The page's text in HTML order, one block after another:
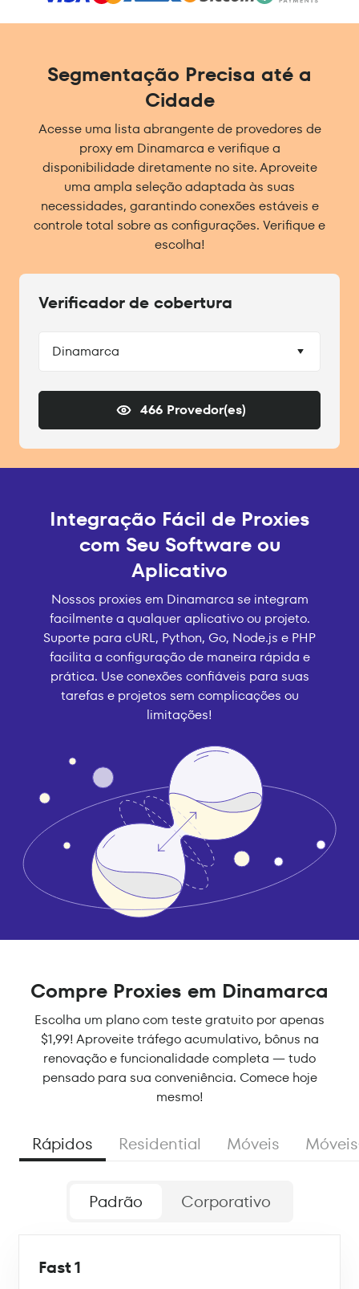
Segmentação Precisa até a
Cidade
Acesse uma lista abrangente de provedores de
proxy em Dinamarca e verifique a
disponibilidade diretamente no site. Aproveite
uma ampla seleção adaptada às suas
necessidades, garantindo conexões estáveis e
controle total sobre as configurações. Verifique e
escolha!
Verificador de cobertura
Dinamarca
466 Provedor(es)
Integração Fácil de Proxies
com Seu Software ou
Aplicativo
Nossos proxies em Dinamarca se integram
facilmente a qualquer aplicativo ou projeto.
Suporte para cURL, Python, Go, Node.js e PHP
facilita a configuração de maneira rápida e
prática. Use conexões confiáveis para suas
tarefas e projetos sem complicações ou
limitações!
Compre Proxies em Dinamarca
Escolha um plano com teste gratuito por apenas
$1,99! Aproveite tráfego acumulativo, bônus na
renovação e funcionalidade completa — tudo
pensado para sua conveniência. Comece hoje
mesmo!
Rápidos Residential Móveis
Padrão Corporativo
Fast 1